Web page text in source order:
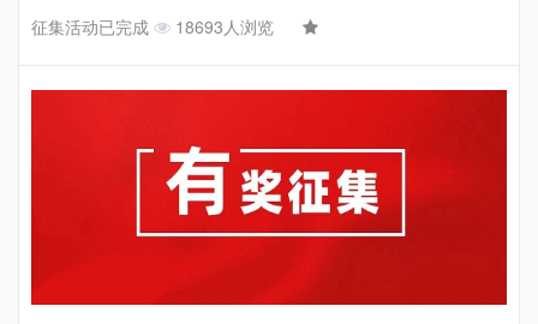
征集活动已完成 18693人浏览